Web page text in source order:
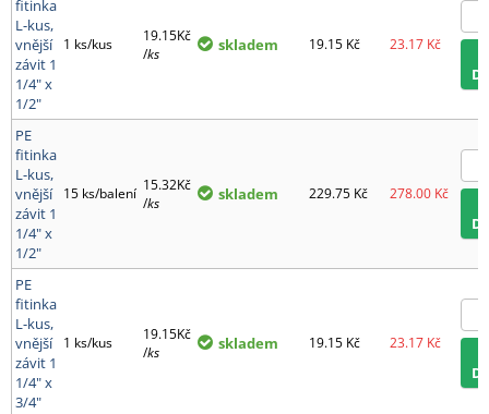
fitinka
L-kus,
vnější
závit 1
1/4" x
1/2"
1 ks/kus
19.15Kč
/ks skladem 19.15 Kč 23.17 Kč
PE
fitinka
L-kus,
vnější
závit 1
1/4" x
1/2"
15 ks/balení 15.32Kč
/ks skladem 229.75 Kč 278.00 Kč
PE
fitinka
L-kus,
vnější
závit 1
1/4" x
3/4"
1 ks/kus
19.15Kč
/ks skladem 19.15 Kč 23.17 Kč